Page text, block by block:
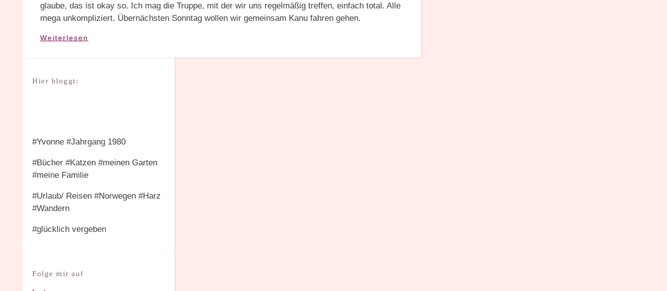
glaube, das ist okay so. Ich mag die Truppe, mit der wir uns regelmäßig treffen, einfach total. Alle
mega unkompliziert. Übernächsten Sonntag wollen wir gemeinsam Kanu fahren gehen.
Weiterlesen
Hier bloggt:
#Yvonne #Jahrgang 1980
#Bücher #Katzen #meinen Garten
#meine Familie
#Urlaub/ Reisen #Norwegen #Harz
#Wandern
#glücklich vergeben
Folge mir auf